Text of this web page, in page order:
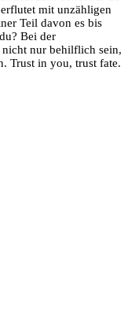
mit unzähligen
Teil davon es bis
Bei der
nicht nur behilflich sein,
Trust in you, trust fate.